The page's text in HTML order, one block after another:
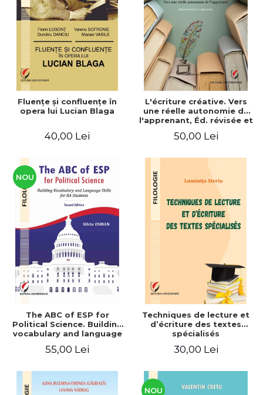
ADMINISTRATIVE
ȘTIINȚE ECONOMICE
ȘTIINȚE EXACTE
EDUCAȚIE FIZICĂ ȘI SPORT
PREUNIVERSITARIA
TIMP LIBER
ÎN CURS DE APARIȚIE
NOUTĂȚI
PACHETE DE STUDIU
ULTIMELE EXEMPLARE
Cum Cumpăr
Livrare
Politica de Retur
Formular de Retur
Distribuitori
Fluenţe şi confluenţe în
opera lui Lucian Blaga
40,00 Lei
L'écriture créative. Vers
une réelle autonomie de
l'apprenant, Éd. révisée et
50,00 Lei
NOU
The ABC of ESP for
Political Science. Building
vocabulary and language
55,00 Lei
Techniques de lecture et
d’écriture des textes
spécialisés
30,00 Lei
NOU